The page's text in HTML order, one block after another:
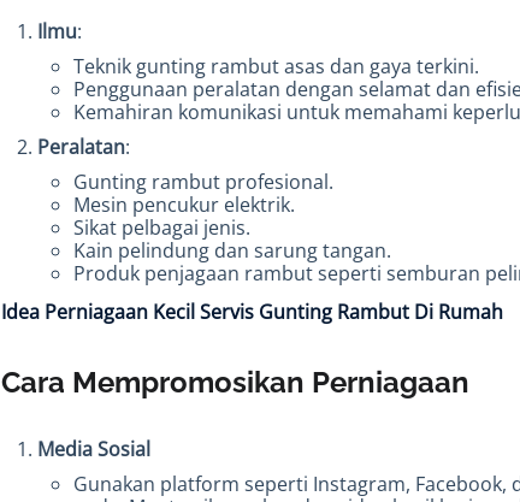
Ilmu:
Teknik gunting rambut asas dan gaya terkini.
Penggunaan peralatan dengan selamat dan
Kemahiran komunikasi untuk memahami
Peralatan:
Gunting rambut profesional.
Mesin pencukur elektrik.
Sikat pelbagai jenis.
Kain pelindung dan sarung tangan.
Produk penjagaan rambut seperti semburan
Idea Perniagaan Kecil Servis Gunting Rambut Di Rumah
Cara Mempromosikan Perniagaan
Media Sosial
Gunakan platform seperti Instagram,